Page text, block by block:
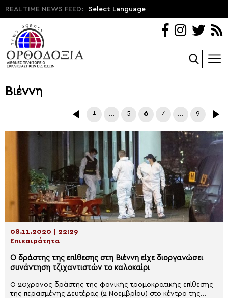
REAL TIME NEWS FEED: Select Language
Βιέννη
1 … 5 6 7 … 9
08.11.2020 | 22:29
Επικαιρότητα
Ο δράστης της επίθεσης στη Βιέννη είχε διοργανώσει
συνάντηση τζιχαντιστών το καλοκαίρι
Ο 20χρονος δράστης της φονικής τρομοκρατικής επίθεσης
της περασμένης Δευτέρας (2 Νοεμβρίου) στο κέντρο της...